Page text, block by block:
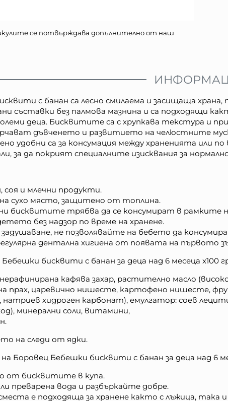
се потвърждава допълнително от наш
с банан са лесно смилаема и засищаща храна,
съставки без палмова мазнина и са подходящи
деца. Бисквитите са с хрупкава текстура и
дъвченето и развитието на челюстните
удобни са за консумация между храненията или
за да покрият специалните изисквания за
соя и млечни продукти.
на сухо място, защитено от топлина.
бисквитите трябва да се консумират в рамките
без надзор по време на хранене.
не позволявайте на бебето да
дентална хигиена от появата на първото
бисквити с банан за деца над 6 месеца x100
кафява захар, растително масло
прах, царевично нишесте, картофено нишесте,
натриев хидроген карбонат), емулгатор: соев
минерални соли, витамини,
на следи от ядки.
на Боровец Бебешки бисквити с банан за деца над 6
от бисквитите в купа.
преварена вода и разбъркайте добре.
е подходяща за хранене както с лъжица, така